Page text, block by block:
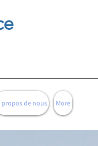
propos de nous More